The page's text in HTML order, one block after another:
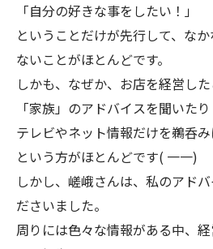
「自分の好きな事をしたい！」
ということだけが先行して、な
ないことがほとんどです。
しかも、なぜか、お店を経営し
「家族」のアドバイスを聞いたり
テレビやネット情報だけを鵜呑
という方がほとんどです( 一一)
しかし、嵯峨さんは、私のアド
ださいました。
周りには色々な情報がある中、